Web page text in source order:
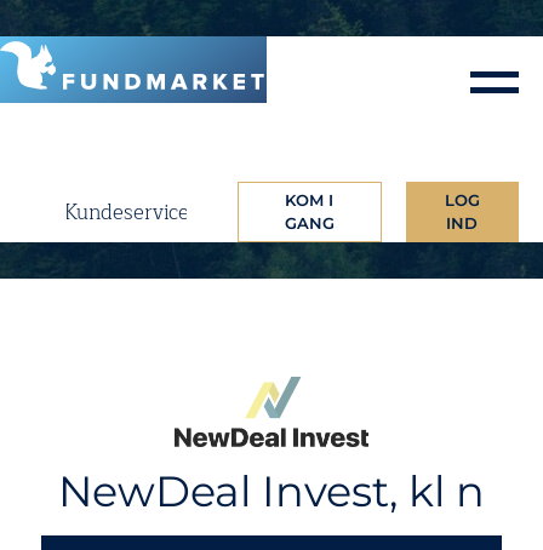
Skip
to
content
Kundeservice
KOM I
GANG
LOG
IND
NewDeal Invest, kl n